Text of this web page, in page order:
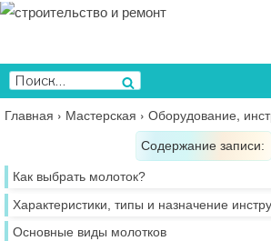
Перейти
содержимому
Искать:
Поиск
Главная › Мастерская › Оборудование,
Содержание записи:
Как выбрать молоток?
Характеристики, типы и назначение
Основные виды молотков